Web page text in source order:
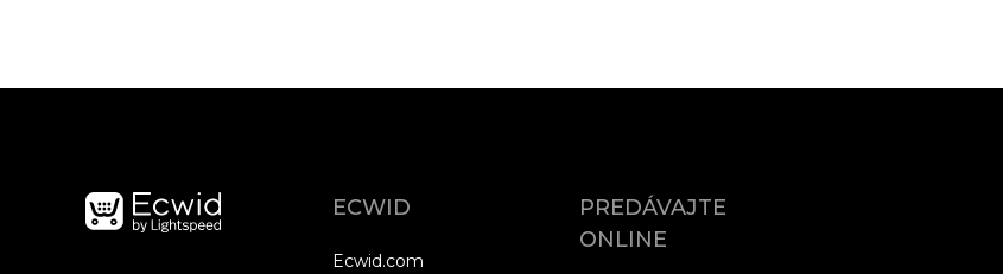
ECWID
Ecwid.com
PREDÁVAJTE
ONLINE